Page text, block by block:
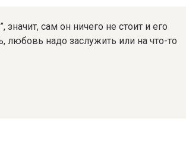
значит, сам он ничего не стоит и его
любовь надо заслужить или на что-то